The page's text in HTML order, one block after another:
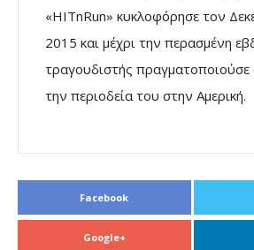
«HITnRun» κυκλοφόρησε τον
2015 και μέχρι την περασμένη
τραγουδιστής πραγματοποιούσε
την περιοδεία του στην Αμερική.
Facebook
Google+